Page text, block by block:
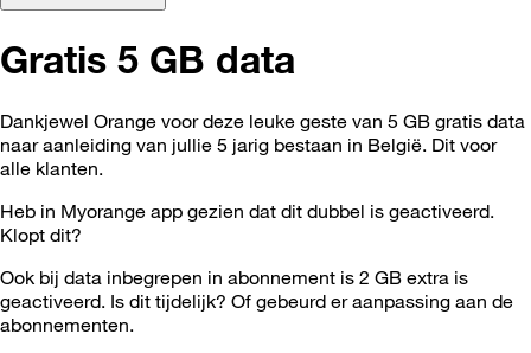
Gratis 5 GB data
Dankjewel Orange voor deze leuke geste van 5 GB gratis data
naar aanleiding van jullie 5 jarig bestaan in België. Dit voor
alle klanten.
Heb in Myorange app gezien dat dit dubbel is geactiveerd.
Klopt dit?
Ook bij data inbegrepen in abonnement is 2 GB extra is
geactiveerd. Is dit tijdelijk? Of gebeurd er aanpassing aan de
abonnementen.